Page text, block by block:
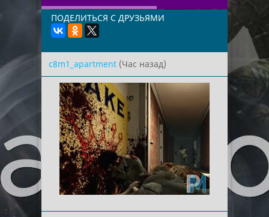
ПОДЕЛИТЬСЯ С ДРУЗЬЯМИ
c8m1_apartment (Час назад)